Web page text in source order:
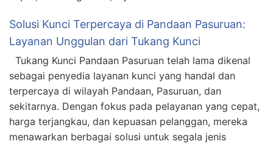
Solusi Kunci Terpercaya di Pandaan Pasuruan:
Layanan Unggulan dari Tukang Kunci
Tukang Kunci Pandaan Pasuruan telah lama dikenal
sebagai penyedia layanan kunci yang handal dan
terpercaya di wilayah Pandaan, Pasuruan, dan
sekitarnya. Dengan fokus pada pelayanan yang cepat,
harga terjangkau, dan kepuasan pelanggan, mereka
menawarkan berbagai solusi untuk segala jenis